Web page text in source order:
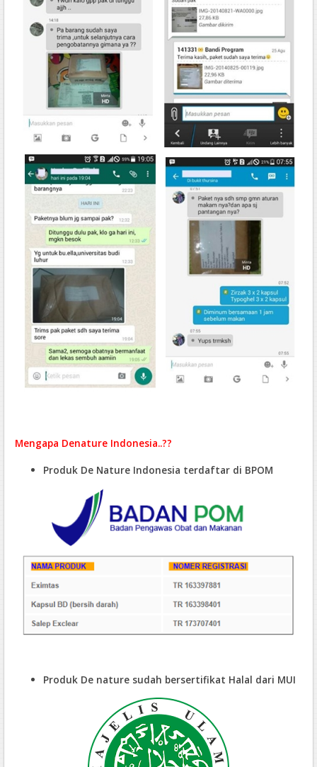
Mengapa Denature Indonesia..??
Produk De Nature Indonesia terdaftar di BPOM
Produk De nature sudah bersertifikat Halal dari MUI